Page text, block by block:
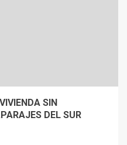
SIN
DEL SUR